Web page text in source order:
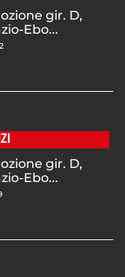
gir. D,
Ebo...
gir. D,
Ebo...